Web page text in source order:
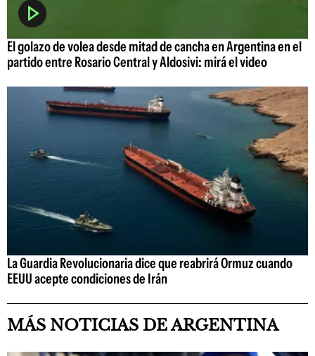
El golazo de volea desde mitad de cancha en Argentina en el
partido entre Rosario Central y Aldosivi: mirá el video
La Guardia Revolucionaria dice que reabrirá Ormuz cuando
EEUU acepte condiciones de Irán
MÁS NOTICIAS DE ARGENTINA